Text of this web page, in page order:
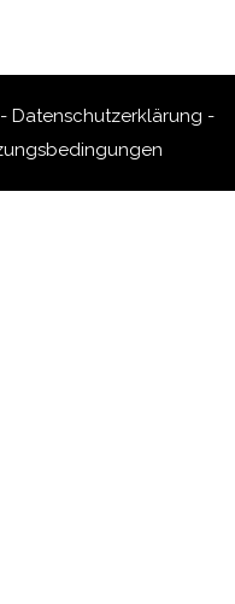
Datenschutzerklärung -